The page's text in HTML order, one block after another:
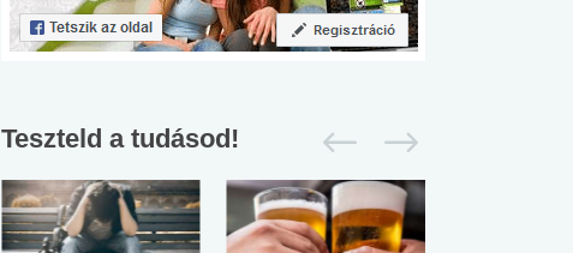
Teszteld a tudásod!